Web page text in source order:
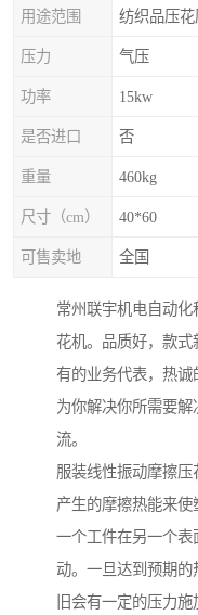
用途范围 纺织品压
压力 气压
功率 15kw
是否进口 否
重量 460kg
尺寸（cm） 40*60
可售卖地 全国
常州联宇机电自动
花机。品质好，款式
有的业务代表，热诚
为你解决你所需要
流。
服装线性振动摩擦
产生的摩擦热能来使
一个工件在另一个
动。一旦达到预期
旧会有一定的压力